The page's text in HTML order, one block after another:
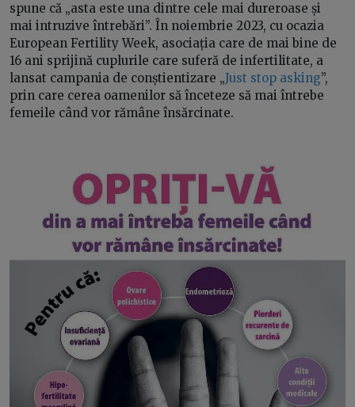
spune că „asta este una dintre cele mai dureroase și
mai intruzive întrebări”. În noiembrie 2023, cu ocazia
European Fertility Week, asociația care de mai bine de
16 ani sprijină cuplurile care suferă de infertilitate, a
lansat campania de conștientizare „Just stop asking”,
prin care cerea oamenilor să înceteze să mai întrebe
femeile când vor rămâne însărcinate.